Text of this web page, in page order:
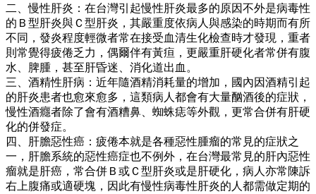
二、慢性肝炎：在台灣引起慢性肝炎最多的原因不外是病毒性
的Ｂ型肝炎與Ｃ型肝炎，其嚴重度依病人與感染的時期而有所
不同，發炎程度輕微者常在接受血清生化檢查時才發現，重者
則常覺得疲倦乏力，偶爾伴有黃疸，更嚴重肝硬化者常併有腹
水、脾腫，甚至肝昏迷、消化道出血。
三、酒精性肝病：近年隨酒精消耗量的增加，國內因酒精引起
的肝炎患者也愈來愈多，這類病人都會有大量酗酒後的症狀，
慢性酒癮者除了會有酒糟鼻、蜘蛛痣等外觀，更常合併有肝硬
化的併發症。
四、肝膽惡性癌：疲倦本就是各種惡性腫瘤的常見的症狀之
一，肝膽系統的惡性癌症也不例外，在台灣最常見的肝內惡性
瘤就是肝癌，常合併Ｂ或Ｃ型肝炎或是肝硬化，病人亦常陳訴
右上腹痛或適硬塊，因此有慢性病毒性肝炎的人都需做定期的